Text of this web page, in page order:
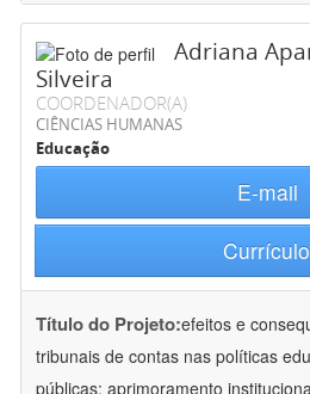
Adriana
Silveira
COORDENADOR(A)
CIÊNCIAS HUMANAS
Educação
E-mail
Currículo
Título do Projeto:efeitos e
tribunais de contas nas políticas
públicas: aprimoramento